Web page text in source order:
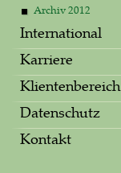
Archiv 2012
International
Karriere
Klientenbereich
Datenschutz
Kontakt